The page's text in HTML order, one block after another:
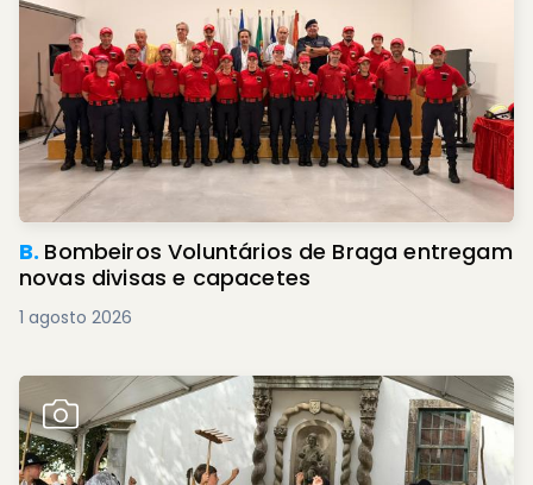
B. Bombeiros Voluntários de Braga entregam
novas divisas e capacetes
1 agosto 2026